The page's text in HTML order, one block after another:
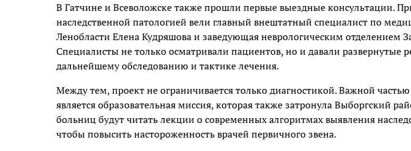
В Гатчине и Всеволожске также прошли первые выездные консультации.
наследственной патологией вели главный внештатный специалист по
Ленобласти Елена Кудряшова и заведующая неврологическим отделением
Специалисты не только осматривали пациентов, но и давали развернутые
дальнейшему обследованию и тактике лечения.
Между тем, проект не ограничивается только диагностикой. Важной
является образовательная миссия, которая также затронула Выборгский
больниц будут читать лекции о современных алгоритмах выявления
чтобы повысить настороженность врачей первичного звена.